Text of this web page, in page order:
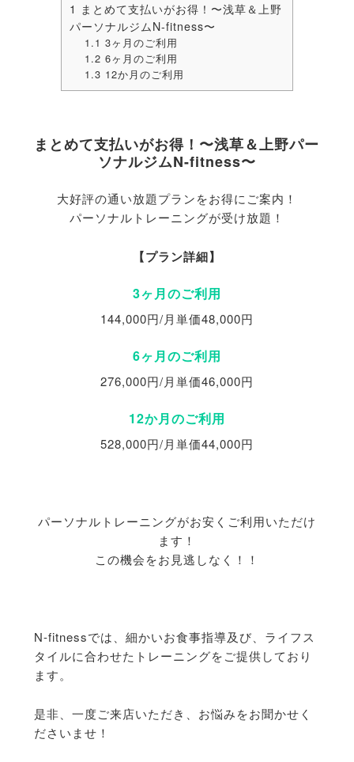
1 まとめて支払いがお得！〜浅草＆上野
パーソナルジムN-fitness〜
1.1 3ヶ月のご利用
1.2 6ヶ月のご利用
1.3 12か月のご利用
まとめて支払いがお得！〜浅草＆上野パー
ソナルジムN-fitness〜
大好評の通い放題プランをお得にご案内！
パーソナルトレーニングが受け放題！
【プラン詳細】
3ヶ月のご利用
144,000円/月単価48,000円
6ヶ月のご利用
276,000円/月単価46,000円
12か月のご利用
528,000円/月単価44,000円
パーソナルトレーニングがお安くご利用いただけ
ます！
この機会をお見逃しなく！！
N-fitnessでは、細かいお食事指導及び、ライフス
タイルに合わせたトレーニングをご提供しており
ます。
是非、一度ご来店いただき、お悩みをお聞かせく
ださいませ！